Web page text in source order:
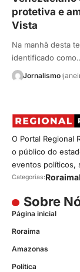
protetiva e
Vista
Na manhã desta
identificado
Jornalismo
O Portal Regional
o público do
eventos políticos,
Categorias:Roraima
Sobre
Página inicial
Roraima
Amazonas
Política